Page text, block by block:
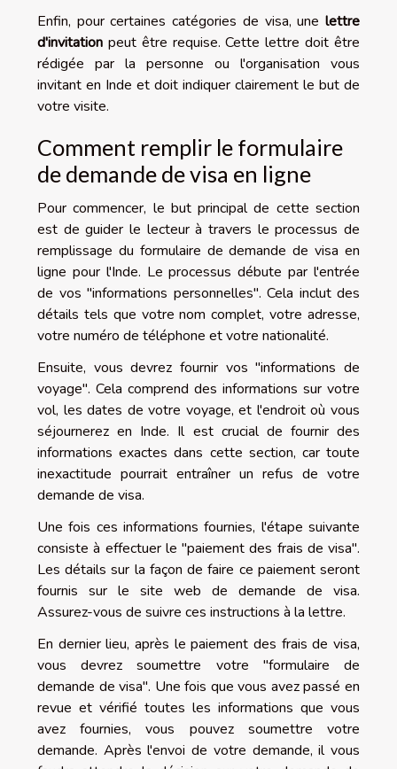
Enfin, pour certaines catégories de visa, une lettre
d'invitation peut être requise. Cette lettre doit être
rédigée par la personne ou l'organisation vous
invitant en Inde et doit indiquer clairement le but de
votre visite.
Comment remplir le formulaire
de demande de visa en ligne
Pour commencer, le but principal de cette section
est de guider le lecteur à travers le processus de
remplissage du formulaire de demande de visa en
ligne pour l'Inde. Le processus débute par l'entrée
de vos "informations personnelles". Cela inclut des
détails tels que votre nom complet, votre adresse,
votre numéro de téléphone et votre nationalité.
Ensuite, vous devrez fournir vos "informations de
voyage". Cela comprend des informations sur votre
vol, les dates de votre voyage, et l'endroit où vous
séjournerez en Inde. Il est crucial de fournir des
informations exactes dans cette section, car toute
inexactitude pourrait entraîner un refus de votre
demande de visa.
Une fois ces informations fournies, l'étape suivante
consiste à effectuer le "paiement des frais de visa".
Les détails sur la façon de faire ce paiement seront
fournis sur le site web de demande de visa.
Assurez-vous de suivre ces instructions à la lettre.
En dernier lieu, après le paiement des frais de visa,
vous devrez soumettre votre "formulaire de
demande de visa". Une fois que vous avez passé en
revue et vérifié toutes les informations que vous
avez fournies, vous pouvez soumettre votre
demande. Après l'envoi de votre demande, il vous